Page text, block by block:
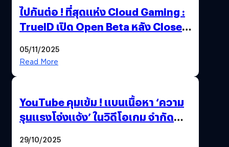
ไปกันต่อ ! ที่สุดแห่ง Cloud Gaming :
TrueID เปิด Open Beta หลัง Close
Thailand Game Show 2025 ทะลุ 15
05/11/2025
Read More
YouTube คุมเข้ม ! แบนเนื้อหา ‘ความ
รุนแรงโจ่งแจ้ง’ ในวิดีโอเกม จำกัด
29/10/2025